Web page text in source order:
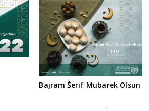
Bajram Šerif Mubarek Olsun